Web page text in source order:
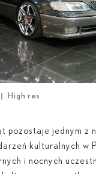
High res
pozostaje jednym z
kulturalnych w
i nocnych